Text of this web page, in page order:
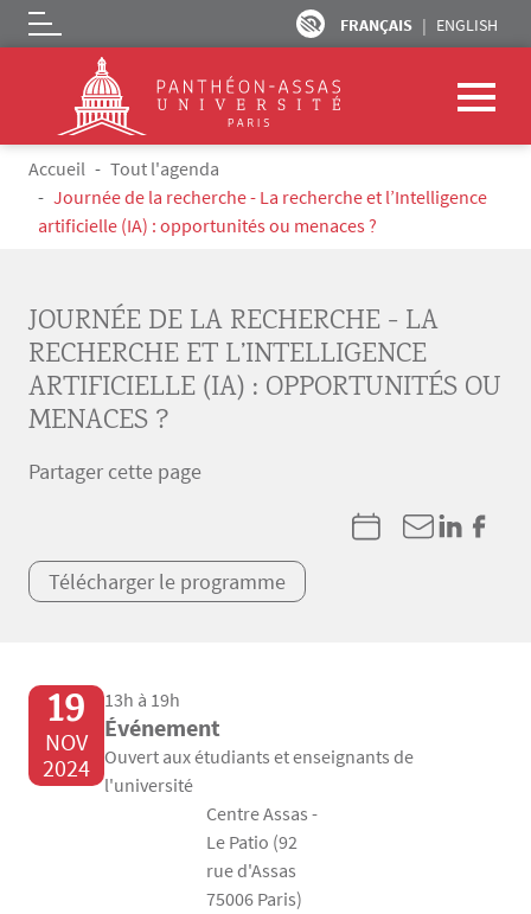
Aller au contenu principal
FRANÇAIS ENGLISH
Logo
Fil d'Ariane
Accueil
Tout l'agenda
Journée de la recherche - La recherche et l’Intelligence
artificielle (IA) : opportunités ou menaces ?
JOURNÉE DE LA RECHERCHE - LA
RECHERCHE ET L’INTELLIGENCE
ARTIFICIELLE (IA) : OPPORTUNITÉS OU
MENACES ?
Partager cette page
Télécharger le programme
19
NOV
2024
13h à 19h
Événement
Ouvert aux étudiants et enseignants de
l'université
Centre Assas -
Le Patio (92
rue d'Assas
75006 Paris)